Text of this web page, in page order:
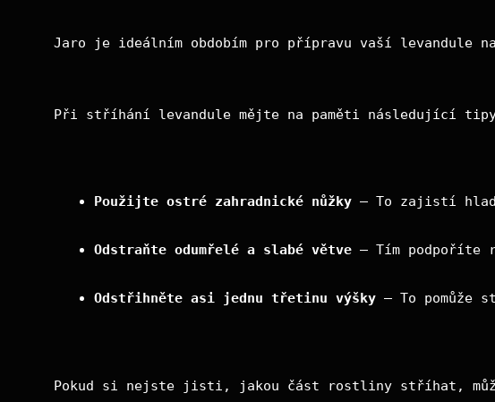
Jaro je ideálním obdobím pro přípravu vaší levandule
Při stříhání levandule mějte na paměti následující
Použijte ostré zahradnické nůžky – To zajistí
Odstraňte odumřelé a slabé větve – Tím podpoříte
Odstřihněte asi jednu třetinu výšky – To
Pokud si nejste jisti, jakou část rostliny stříhat,